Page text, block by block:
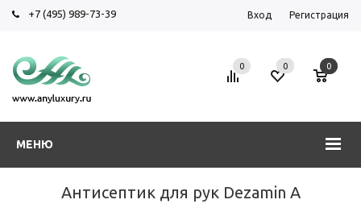
+7 (495) 989-73-39 Вход Регистрация
МЕНЮ
0 0 0
Антисептик для рук Dezamin A